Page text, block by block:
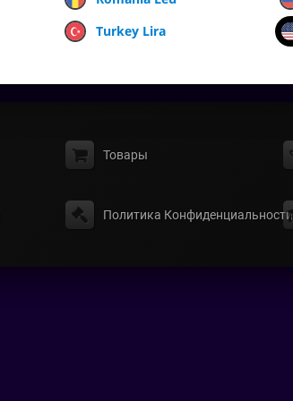
Turkey Lira
Товары
Политика Конфиденциальности